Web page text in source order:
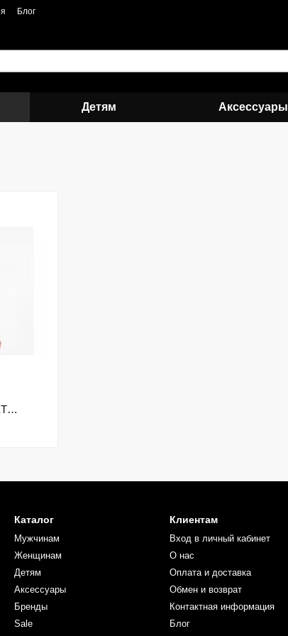
Блог
Детям Аксессуары
Каталог
Мужчинам
Женщинам
Детям
Аксессуары
Бренды
Sale
Клиентам
Вход в личный кабинет
О нас
Оплата и доставка
Обмен и возврат
Контактная информация
Блог